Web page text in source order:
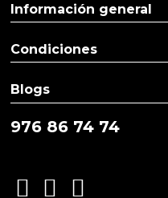
976 86 74 74
Información general
Condiciones
Blogs